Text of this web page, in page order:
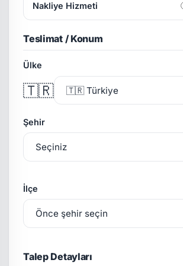
Nakliye Hizmeti
Teslimat / Konum
Ülke
🇹🇷
Şehir
İlçe
Talep Detayları